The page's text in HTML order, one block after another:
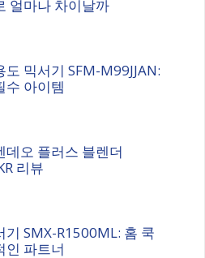
얼마나 차이날까
도 믹서기 SFM-M99JJAN:
수 아이템
데오 플러스 블렌더
리뷰
기 SMX-R1500ML: 홈 쿡
인 파트너